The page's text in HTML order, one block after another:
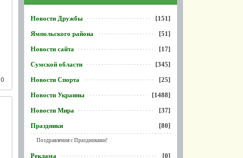
0
Новости Дружбы [151]
Ямпольского района [51]
Новости сайта [17]
Сумской области [345]
Новости Спорта [25]
Новости Украины [1488]
Новости Мира [37]
Праздники [80]
Поздравления с Праздниками!
Реклама [0]